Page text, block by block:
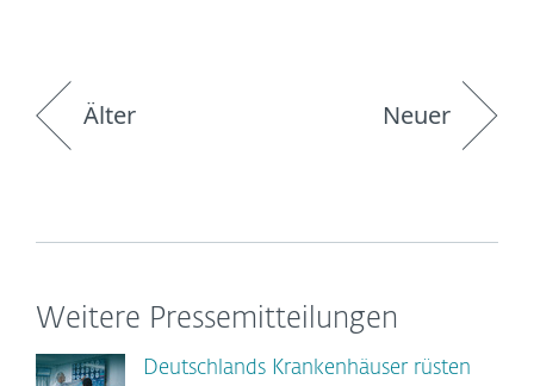
Älter Neuer
Weitere Pressemitteilungen
Deutschlands Krankenhäuser rüsten